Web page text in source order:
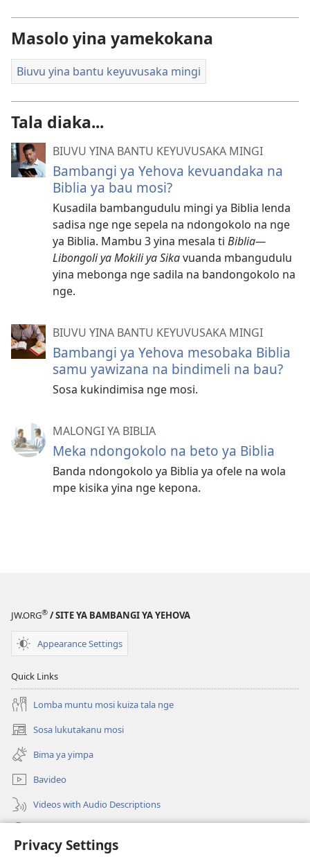
Privacy Settings
Masolo yina yamekokana
Biuvu yina bantu keyuvusaka mingi
Tala diaka...
BIUVU YINA BANTU KEYUVUSAKA MINGI
Bambangi ya Yehova kevuandaka na
Biblia ya bau mosi?
Kusadila bambangudulu mingi ya Biblia lenda
sadisa nge nge sepela na ndongokolo na nge
ya Biblia. Mambu 3 yina mesala ti Biblia—
Libongoli ya Mokili ya Sikavuanda mbangudulu
yina mebonga nge sadila na bandongokolo na
nge.
BIUVU YINA BANTU KEYUVUSAKA MINGI
Bambangi ya Yehova mesobaka Biblia
samu yawizana na bindimeli na bau?
Sosa kukindimisa nge mosi.
MALONGI YA BIBLIA
Meka ndongokolo na beto ya Biblia
Banda ndongokolo ya Biblia ya ofele na wola
mpe kisika yina nge kepona.
JW.ORG® / SITE YA BAMBANGI YA YEHOVA
Appearance Settings
Quick Links
Lomba muntu mosi kuiza tala nge
Sosa lukutakanu mosi
(opens
new
window)
Bima ya yimpa
Bavideo
Videos with Audio Descriptions